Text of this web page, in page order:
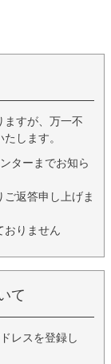
ますが、万一不
します。
ターまでお知ら
返答申し上げま
おりません
て
レスを登録し